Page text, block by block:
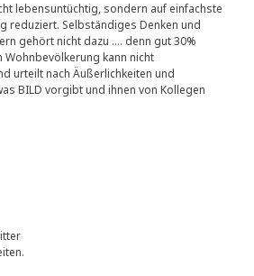
lebensuntüchtig, sondern auf einfachste
reduziert. Selbständiges Denken und
gehört nicht dazu …. denn gut 30%
kann nicht
urteilt nach Äußerlichkeiten und
BILD vorgibt und ihnen von Kollegen